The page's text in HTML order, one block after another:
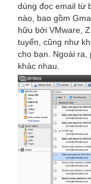
dùng đọc email từ
nào, bao gồm
hữu bởi VMware,
tuyến, cũng như
cho bạn. Ngoài
khác nhau.